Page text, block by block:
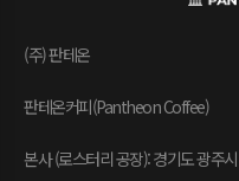
(주) 판테온
판테온커피(Pantheon Coffee)
본사 (로스터리 공장): 경기도 광주